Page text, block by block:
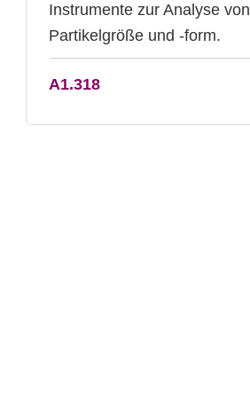
Instrumente zur Analyse von
Partikelgröße und -form.
A1.318